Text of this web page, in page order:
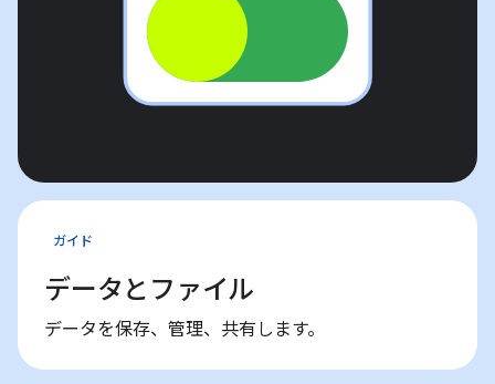
ガイド
データとファイル
データを保存、管理、共有します。